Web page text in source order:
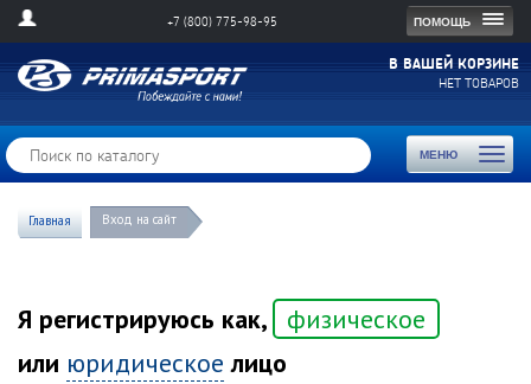
ПОМОЩЬ
+7 (800) 775-98-95
В ВАШЕЙ КОРЗИНЕ
НЕТ ТОВАРОВ
МЕНЮ
Toggle
Главная Вход на сайт
Я регистрируюсь как,
физическое
или юридическое лицо